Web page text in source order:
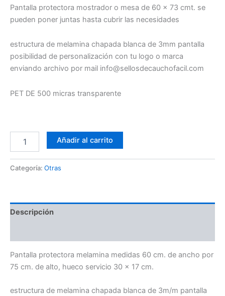
Pantalla protectora mostrador o mesa de 60 x 73 cmt. se
pueden poner juntas hasta cubrir las necesidades
estructura de melamina chapada blanca de 3mm pantalla
posibilidad de personalización con tu logo o marca
enviando archivo por mail info@sellosdecauchofacil.com
PET DE 500 micras transparente
Añadir al carrito
Categoría: Otras
Descripción
Pantalla protectora melamina medidas 60 cm. de ancho por
75 cm. de alto, hueco servicio 30 x 17 cm.
estructura de melamina chapada blanca de 3m/m pantalla